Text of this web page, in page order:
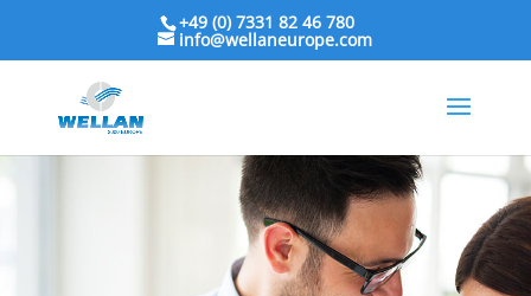
+49 (0) 7331 82 46 780
info@wellaneurope.com